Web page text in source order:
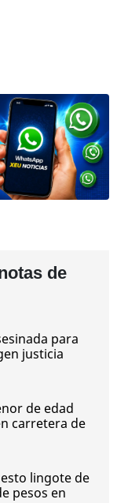
de
para
justicia
de edad
carretera de
lingote de
pesos en